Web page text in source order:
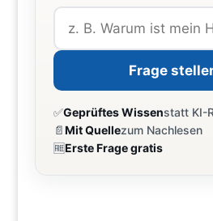
Frage
✅Geprüftes Wissenstatt KI-
📄Mit Quellezum Nachlesen
🆓Erste Frage gratis